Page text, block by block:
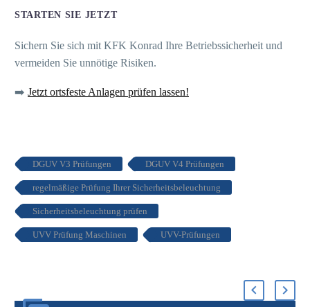
STARTEN SIE JETZT
Sichern Sie sich mit KFK Konrad Ihre Betriebssicherheit und
vermeiden Sie unnötige Risiken.
➡️ Jetzt ortsfeste Anlagen prüfen lassen!
DGUV V3 Prüfungen DGUV V4 Prüfungen
regelmäßige Prüfung Ihrer Sicherheitsbeleuchtung
Sicherheitsbeleuchtung prüfen
UVV Prüfung Maschinen UVV-Prüfungen